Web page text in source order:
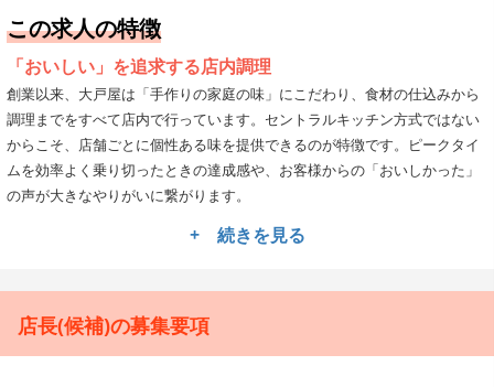
この求人の特徴
「おいしい」を追求する店内調理
創業以来、大戸屋は「手作りの家庭の味」にこだわり、食材の仕込みから
調理までをすべて店内で行っています。セントラルキッチン方式ではない
からこそ、店舗ごとに個性ある味を提供できるのが特徴です。ピークタイ
ムを効率よく乗り切ったときの達成感や、お客様からの「おいしかった」
の声が大きなやりがいに繋がります。
多様なキャリアパスと安心の研修制度
で、その先にはスーパーバイザーや本部職などのキャリアパスも。独立を
+ 続きを見る
店長(候補)の募集要項